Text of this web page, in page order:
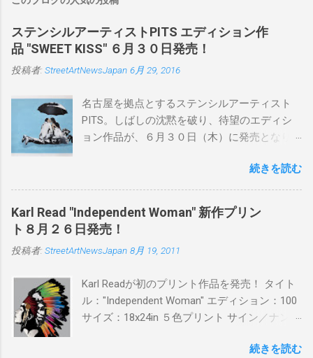
ステンシルアーティストPITS エディション作
品 "SWEET KISS" ６月３０日発売！
投稿者: StreetArtNewsJapan 6月 29, 2016
名古屋を拠点とするステンシルアーティスト
PITS。しばしの沈黙を破り、待望のエディシ
ョン作品が、６月３０日（木）に発売となり
品に落とし込むスタイルは今作でも健在。(
PITSの過去記事はこちらから ) 発売日：6月30
日(木)19時 タイトル：SWEET KISS カラー：
BLUE/MINT GREEN/PINK/YELLOW エディショ
ン：各色５ サイズ：800mm × 550mm 価格：
¥16,000(¥17,280) 購入は、 こちら から
続きを読む
Karl Read "Independent Woman" 新作プリン
ト８月２６日発売！
投稿者: StreetArtNewsJapan 8月 19, 2011
Karl Readが初のプリント作品を発売！ タイト
ル："Independent Woman" エディション：100
サイズ：18x24in ５色プリント サイン／ナンバ
ドフィニッシュバージョン（エディション：
続きを読む